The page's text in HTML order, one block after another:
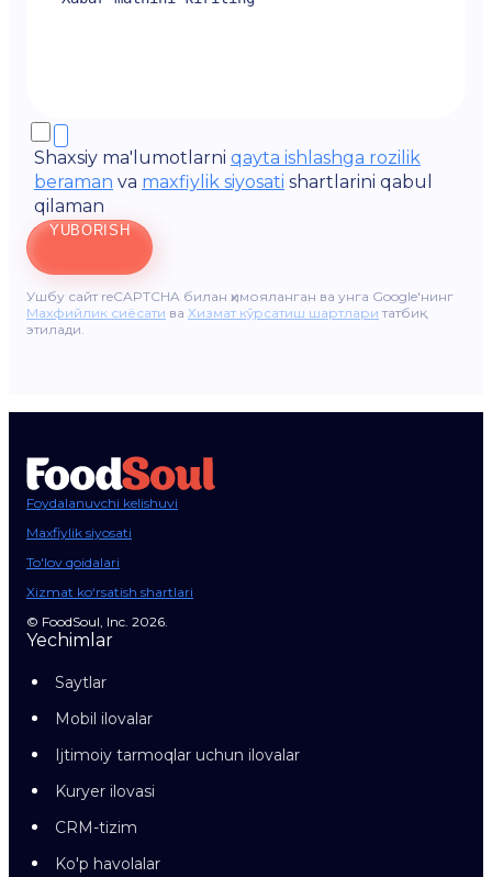
Shaxsiy ma'lumotlarni qayta ishlashga rozilik
beraman va maxfiylik siyosati shartlarini qabul
qilaman
YUBORISH
Ушбу сайт reCAPTCHA билан ҳимояланган ва унга Google'нинг
Махфийлик сиёсати ва Хизмат кўрсатиш шартлари татбиқ
этилади.
Foydalanuvchi kelishuvi
Maxfiylik siyosati
To'lov qoidalari
Xizmat ko‘rsatish shartlari
© FoodSoul, Inc. 2026.
Yechimlar
Saytlar
Mobil ilovalar
Ijtimoiy tarmoqlar uchun ilovalar
Kuryer ilovasi
CRM-tizim
Ko'p havolalar